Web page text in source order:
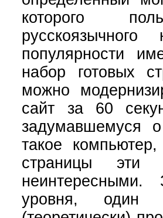
которого
популярности
набор готовых
можно
сайт за 60
задумавшемуся
такое
страницы эти
неинтересными.
уровня, один